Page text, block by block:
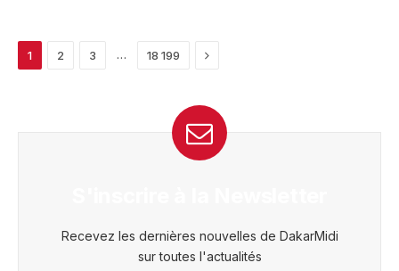
1 2 3 … 18 199 Next
Recevez les dernières nouvelles de DakarMidi
sur toutes l'actualités